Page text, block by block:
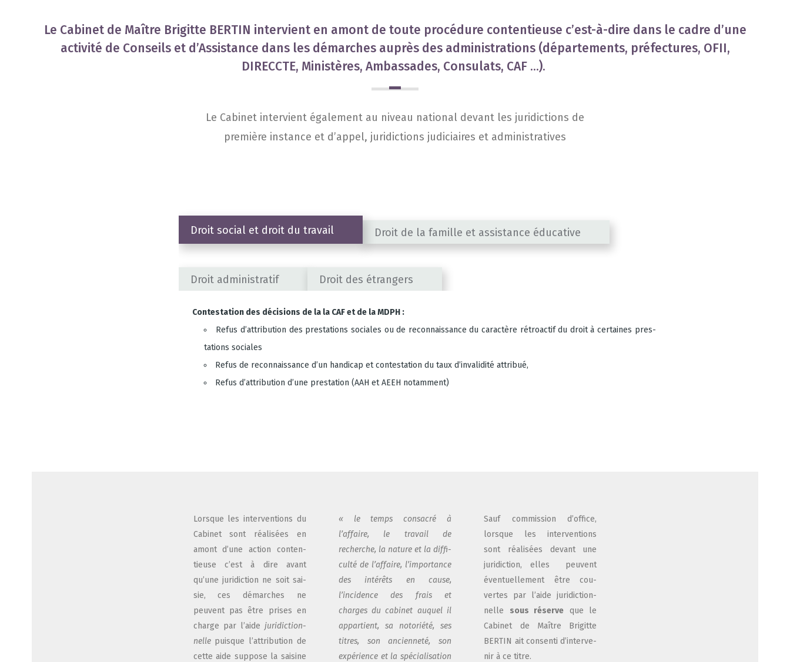
Le Cabinet de Maître Brigitte BERTIN intervient en amont de toute procédure contentieuse c’est-à-dire dans le cadre d’une
activité de Conseils et d’Assistance dans les démarches auprès des administrations (départements, préfectures, OFII,
DIRECCTE, Ministères, Ambassades, Consulats, CAF …).
Le Cabi­net inter­vient éga­le­ment au niveau natio­nal devant les juri­dic­tions de
pre­mière ins­tance et d’ap­pel, juri­dic­tions judi­ciaires et administratives
Droit social et droit du travail Droit de la famille et assis­tance éducative
Droit admi­nis­tra­tif Droit des étrangers
Contes­ta­tion des déci­sions de la la CAF et de la MDPH :
Refus d’at­tri­bu­tion des pres­ta­tions sociales ou de recon­nais­sance du carac­tère rétro­ac­tif du droit à cer­taines pres­
ta­tions sociales
Refus de recon­nais­sance d’un han­di­cap et contes­ta­tion du taux d’invalidité attribué,
Refus d’attribution d’une pres­ta­tion (AAH et AEEH notamment)
Lorsque les inter­ven­tions du
Cabi­net sont réa­li­sées en
amont d’une action conten­
tieuse c’est à dire avant
qu’une juri­dic­tion ne soit sai­
sie, ces démarches ne
peuvent pas être prises en
charge par l’aide juri­dic­tion­
nellepuisque l’attribution de
cette aide sup­pose la sai­sine
« le temps consa­cré à
l’affaire, le tra­vail de
recherche, la nature et la dif­fi­
cul­té de l’affaire, l’importance
des inté­rêts en cause,
l’incidence des frais et
charges du cabi­net auquel il
appar­tient, sa noto­rié­té, ses
titres, son ancien­ne­té, son
expé­rience et la spé­cia­li­sa­tion
Sauf com­mis­sion d’of­fice,
lorsque les inter­ven­tions
sont réa­li­sées devant une
juri­dic­tion, elles peuvent
éven­tuel­le­ment être cou­
vertes par l’aide juri­dic­tion­
nelle sous réserve que le
Cabi­net de Maître Bri­gitte
BERTIN ait consen­ti d’in­ter­ve­
nir à ce titre.